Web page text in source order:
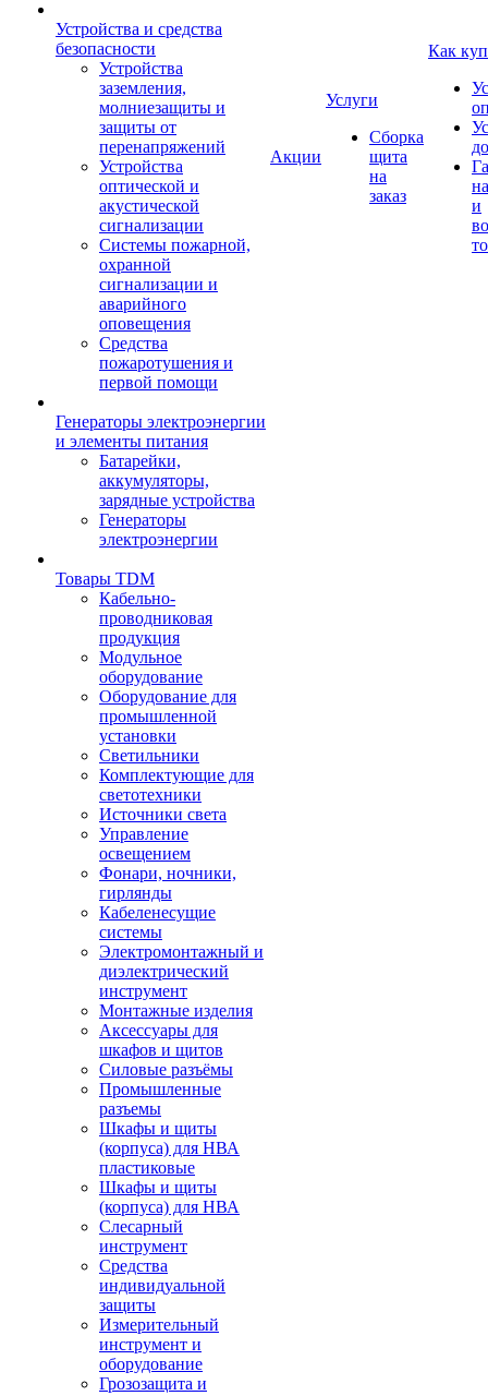
Устройства и средства
безопасности
Устройства
заземления,
молниезащиты и
защиты от
перенапряжений
Устройства
оптической и
акустической
сигнализации
Системы пожарной,
охранной
сигнализации и
аварийного
оповещения
Средства
пожаротушения и
первой помощи
Генераторы электроэнергии
и элементы питания
Батарейки,
аккумуляторы,
зарядные устройства
Генераторы
электроэнергии
Товары TDM
Кабельно-
проводниковая
продукция
Модульное
оборудование
Оборудование для
промышленной
установки
Светильники
Комплектующие для
светотехники
Источники света
Управление
освещением
Фонари, ночники,
гирлянды
Кабеленесущие
системы
Электромонтажный и
диэлектрический
инструмент
Монтажные изделия
Аксессуары для
шкафов и щитов
Силовые разъёмы
Промышленные
разъемы
Шкафы и щиты
(корпуса) для НВА
пластиковые
Шкафы и щиты
(корпуса) для НВА
Слесарный
инструмент
Средства
индивидуальной
защиты
Измерительный
инструмент и
оборудование
Грозозащита и
Акции
Услуги
Сборка
щита
на
заказ
Как
и